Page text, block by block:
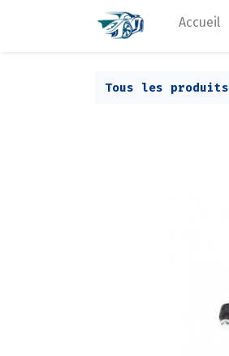
Accueil
Tous les produits